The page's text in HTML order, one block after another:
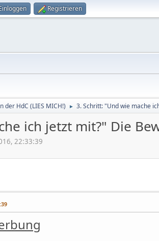
Registrieren
der HdC (LIES MICH!) ► 3. Schritt: "Und wie mache
ich jetzt mit?" Die
22:33:39